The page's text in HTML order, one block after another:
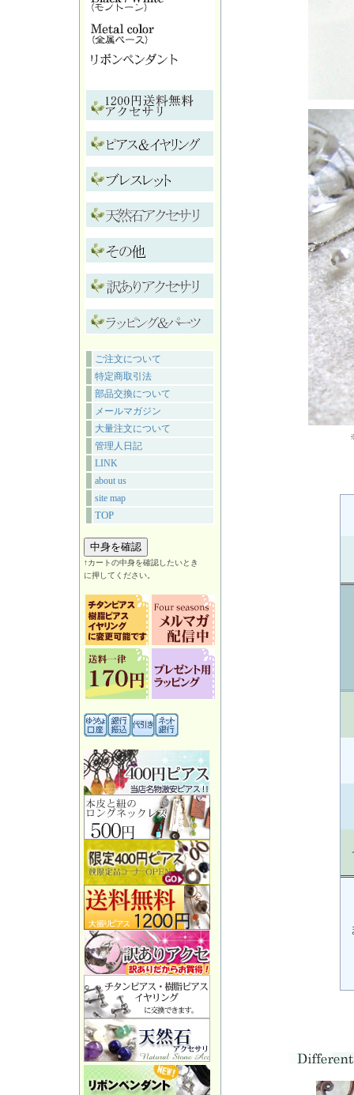
ご注文について
特定商取引法
部品交換について
メールマガジン
大量注文について
管理人日記
LINK
about us
site map
TOP
↑カートの中身を確認したいとき
に押してください。